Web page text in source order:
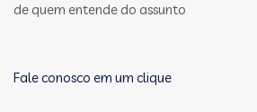
de quem entende do assunto
Fale conosco em um clique